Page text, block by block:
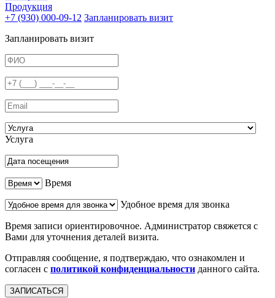
Продукция
+7 (930) 000-09-12 Запланировать визит
Запланировать визит
Услуга
Время
Удобное время для звонка
Время записи ориентировочное. Администратор свяжется с
Вами для уточнения деталей визита.
Отправляя сообщение, я подтверждаю, что ознакомлен и
согласен с политикой конфиденциальности данного сайта.